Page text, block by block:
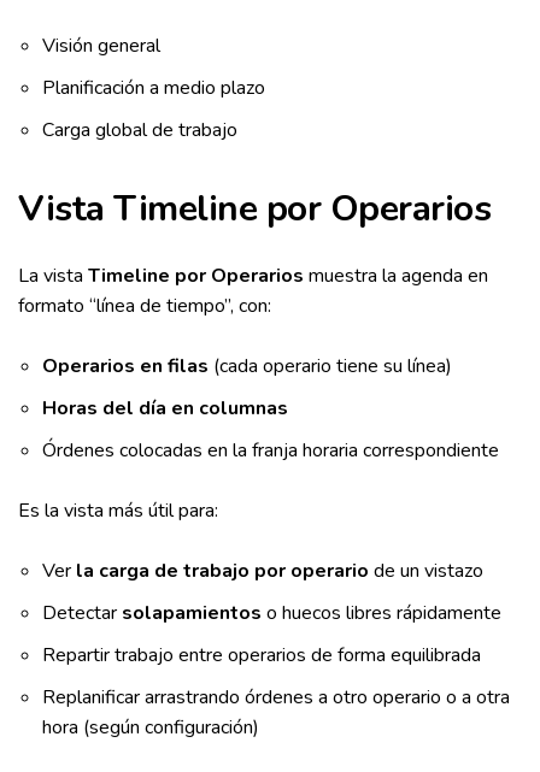
Visión general
Planificación a medio plazo
Carga global de trabajo
Vista Timeline por Operarios
La vista Timeline por Operarios muestra la agenda en
formato “línea de tiempo”, con:
Operarios en filas (cada operario tiene su línea)
Horas del día en columnas
Órdenes colocadas en la franja horaria correspondiente
Es la vista más útil para:
Ver la carga de trabajo por operario de un vistazo
Detectar solapamientos o huecos libres rápidamente
Repartir trabajo entre operarios de forma equilibrada
Replanificar arrastrando órdenes a otro operario o a otra
hora (según configuración)